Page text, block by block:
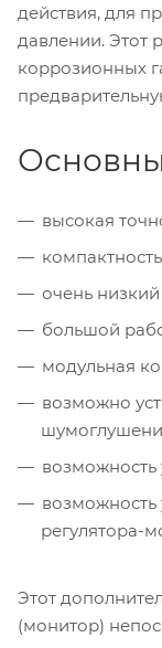
действия, для
давлении. Этот
коррозионных
высокая
очень
большой
модульная
возможно
возможность
возможность
регулятора-
Этот
(монитор)